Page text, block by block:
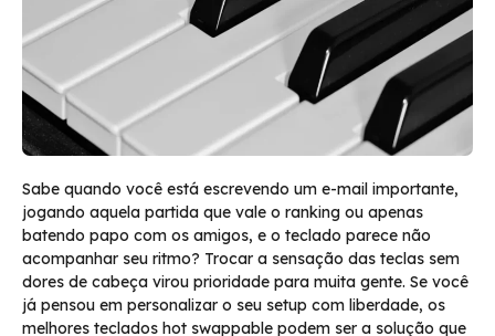
Sabe quando você está escrevendo um e-mail importante,
jogando aquela partida que vale o ranking ou apenas
batendo papo com os amigos, e o teclado parece não
acompanhar seu ritmo? Trocar a sensação das teclas sem
dores de cabeça virou prioridade para muita gente. Se você
já pensou em personalizar o seu setup com liberdade, os
melhores teclados hot swappable podem ser a solução que